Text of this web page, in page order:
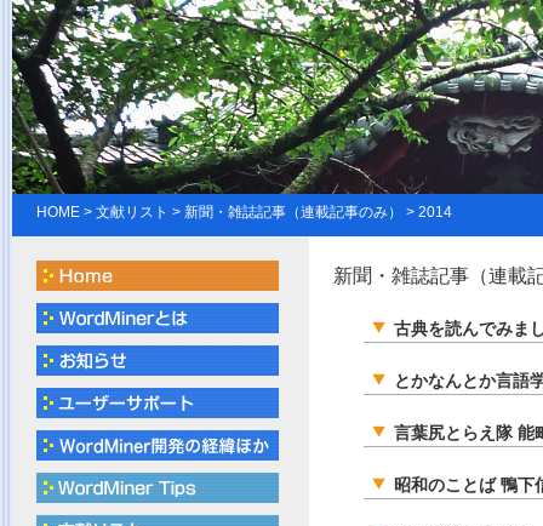
HOME > 文献リスト > 新聞・雑誌記事（連載記事のみ） > 2014
新聞・雑誌記事（連載
古典を読んでみま
とかなんとか言語
言葉尻とらえ隊 能
昭和のことば 鴨下